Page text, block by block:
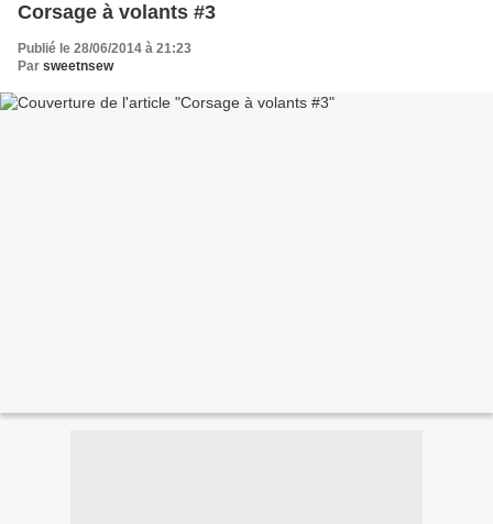
Corsage à volants #3
Publié le 28/06/2014 à 21:23
Par sweetnsew